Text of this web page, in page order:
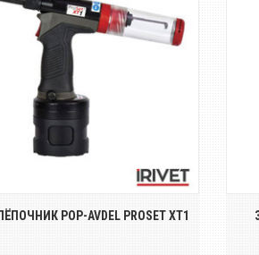
Пневмо-гидравлический
заклёпочник для вытяжных
заклёпок диаметром о...
POP-AVDEL PROSET XT1